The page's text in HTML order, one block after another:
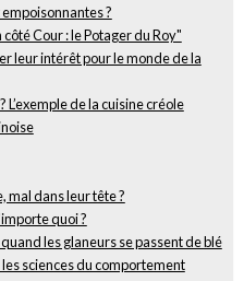
?
Cour : le Potager du Roy"
leur intérêt pour le monde de la
de la cuisine créole
mal dans leur tête ?
quoi ?
les glaneurs se passent de blé
sciences du comportement